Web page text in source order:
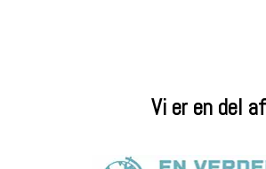
Vi er en del af